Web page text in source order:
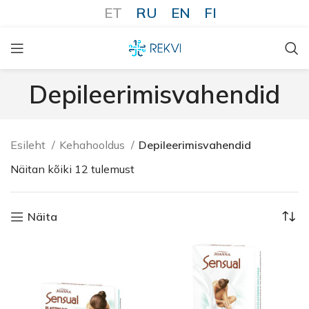
ET RU EN FI
Depileerimisvahendid
Esileht Kehahooldus
Depileerimisvahendid
Näitan kõiki 12 tulemust
Näita